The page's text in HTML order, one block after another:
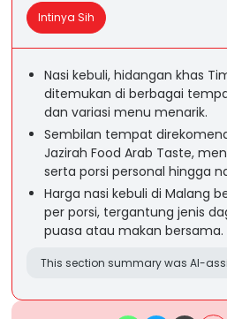
Intinya Sih
Nasi kebuli, hidangan khas
ditemukan di berbagai
dan variasi menu menarik.
Sembilan tempat
Jazirah Food Arab Taste,
serta porsi personal hingga
Harga nasi kebuli di Malang
per porsi, tergantung jenis
puasa atau makan bersama.
This section summary was AI-